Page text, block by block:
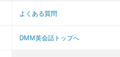
よくある質問
DMM英会話トップへ